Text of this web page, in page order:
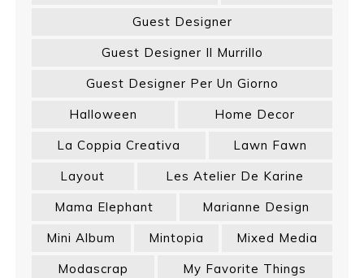
Guest Designer
Guest Designer Il Murrillo
Guest Designer Per Un Giorno
Halloween
Home Decor
La Coppia Creativa
Lawn Fawn
Layout
Les Atelier De Karine
Mama Elephant
Marianne Design
Mini Album
Mintopia
Mixed Media
Modascrap
My Favorite Things